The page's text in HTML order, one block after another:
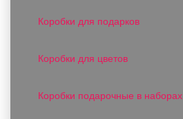
Коробки для подарков
Коробки для цветов
Коробки подарочные в наборах